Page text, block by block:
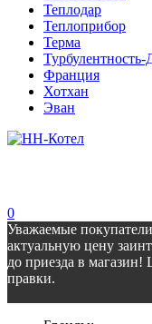
Теплодар
Теплоприбор
Терма
Турбулентность-
Франция
Хотхан
Эван
0
Уважаемые
актуальную цену
до приезда в магазин!
правки.